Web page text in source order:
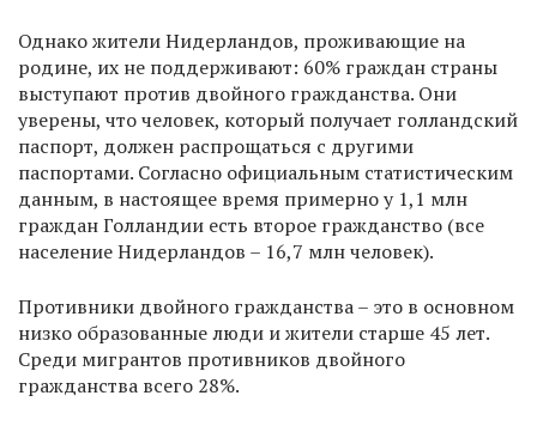
Однако жители Нидерландов, проживающие на
родине, их не поддерживают: 60% граждан страны
выступают против двойного гражданства. Они
уверены, что человек, который получает голландский
паспорт, должен распрощаться с другими
паспортами. Согласно официальным статистическим
данным, в настоящее время примерно у 1,1 млн
граждан Голландии есть второе гражданство (все
население Нидерландов – 16,7 млн человек).
Противники двойного гражданства – это в основном
низко образованные люди и жители старше 45 лет.
Среди мигрантов противников двойного
гражданства всего 28%.